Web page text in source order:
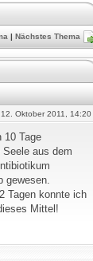
| Nächstes Thema
Oktober 2011, 14:20
10 Tage
aus dem
gewesen.
Tagen konnte ich
Mittel!